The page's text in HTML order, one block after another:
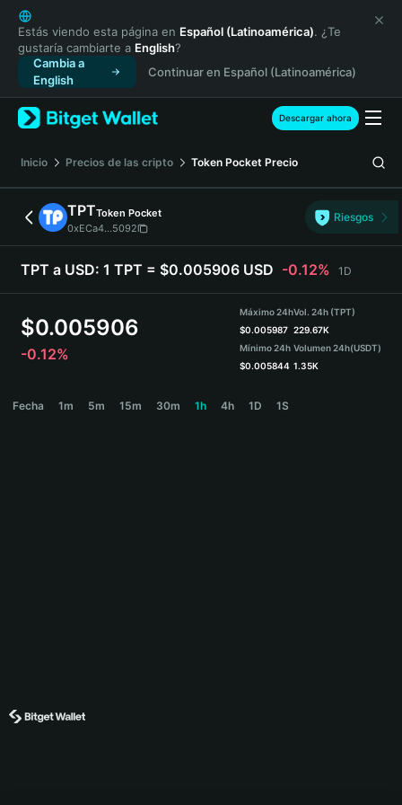
English
日本語
Tiếng Việt
Русский
Español (Latinoamérica)
Türkçe
Français
Deutsch
简体中文
繁體中文
Português (Portugal)
Bahasa Indonesia
ภาษาไทย
Español
Español (Argentina)
Estás viendo esta página en Español (Latinoamérica). ¿Te
gustaría cambiarte a English?
Cambia a
English
Continuar en Español (Latinoamérica)
Descargar ahora
Inicio Precios de las cripto Token Pocket Precio
TPTToken Pocket
0xECa4...5092
Riesgos
TPT a USD: 1 TPT = $0.005906 USD -0.12% 1D
$0.005906
-0.12%
Máximo 24h
$0.005987
Mínimo 24h
$0.005844
Vol. 24h (TPT)
229.67K
Volumen 24h(USDT)
1.35K
Fecha 1m 5m 15m 30m 1h 4h 1D 1S